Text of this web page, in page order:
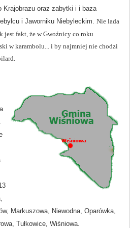
Krajobrazu oraz zabytki i i baza
i Jaworniku Niebyleckim. Nie lada
fakt, że w Gwoźnicy co roku
w karambolu... i by najmniej nie chodzi
Markuszowa, Niewodna, Oparówka,
Tułkowice, Wiśniowa.